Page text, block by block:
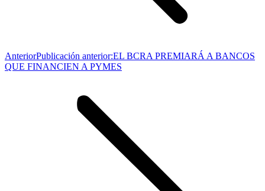
AnteriorPublicación anterior:EL BCRA PREMIARÁ A BANCOS
QUE FINANCIEN A PYMES